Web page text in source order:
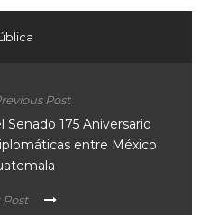
Post
175 Aniversario
entre México